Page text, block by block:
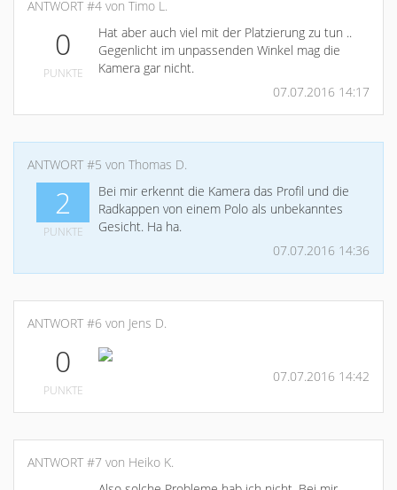
ANTWORT #4 von Timo L.
0
PUNKTE
Hat aber auch viel mit der Platzierung zu tun ..
Gegenlicht im unpassenden Winkel mag die
Kamera gar nicht.
07.07.2016 14:17
ANTWORT #5 von Thomas D.
2
PUNKTE
Bei mir erkennt die Kamera das Profil und die
Radkappen von einem Polo als unbekanntes
Gesicht. Ha ha.
07.07.2016 14:36
ANTWORT #6 von Jens D.
0
PUNKTE
07.07.2016 14:42
ANTWORT #7 von Heiko K.